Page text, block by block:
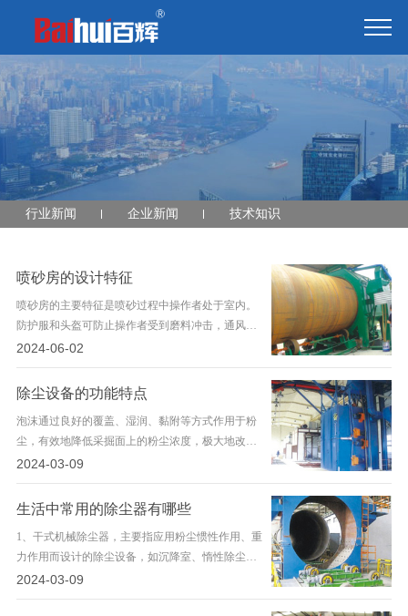
行业新闻 企业新闻 技术知识
喷砂房的设计特征
喷砂房的主要特征是喷砂过程中操作者处于室内。
防护服和头盔可防止操作者受到磨料冲击，通风装
置通过头盔为操作者提供新鲜空气。喷砂房主要用
于大型零件或采用自动喷砂装置
2024-06-02
除尘设备的功能特点
泡沫通过良好的覆盖、湿润、黏附等方式作用于粉
尘，有效地降低采掘面上的粉尘浓度，极大地改善
了采掘工作面的工作环境，提高井下作业人员的工
作效率，有效降低采掘一线职工
2024-03-09
生活中常用的除尘器有哪些
1、干式机械除尘器，主要指应用粉尘惯性作用、重
力作用而设计的除尘设备，如沉降室、惰性除尘
器、旋风除尘器等高浓度的除尘器等，主要针对高
浓度粗颗粒径粉尘的分离或浓集
2024-03-09